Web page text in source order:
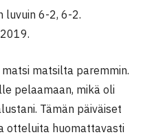
luvuin 6-2, 6-2.
matsilta paremmin.
pelaamaan, mikä oli
Tämän päiväiset
otteluita huomattavasti